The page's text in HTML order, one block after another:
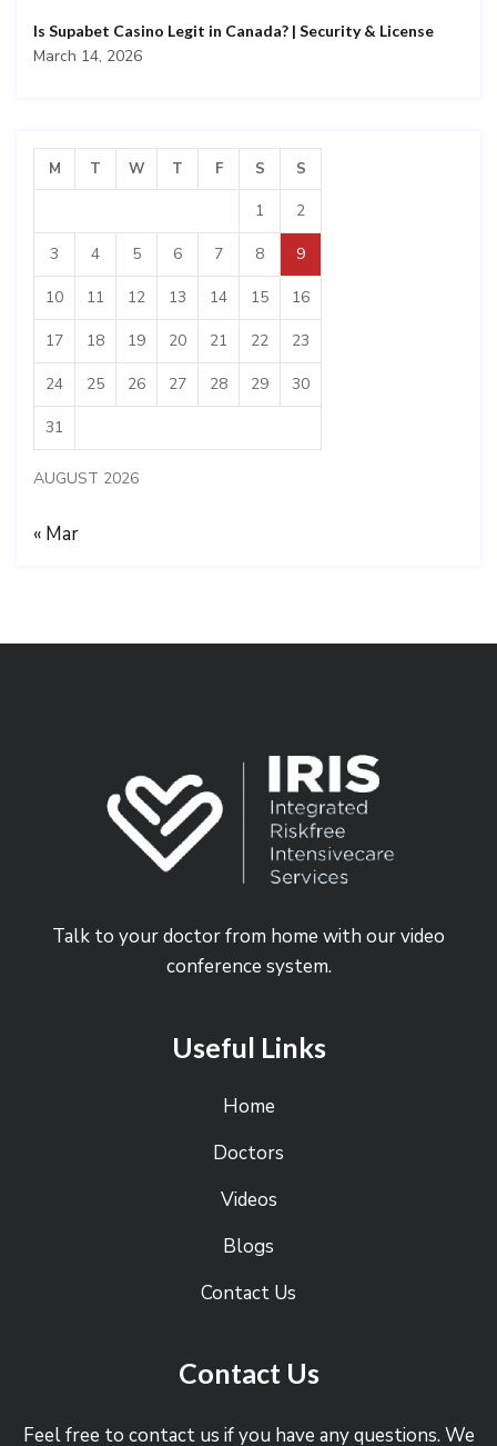
Is Supabet Casino Legit in Canada? | Security & License
March 14, 2026
AUGUST 2026
M T W T F S S
1 2
3 4 5 6 7 8 9
10 11 12 13 14 15 16
17 18 19 20 21 22 23
24 25 26 27 28 29 30
31
« Mar
Talk to your doctor from home with our video
conference system.
Useful Links
Home
Doctors
Videos
Blogs
Contact Us
Contact Us
Feel free to contact us if you have any questions. We